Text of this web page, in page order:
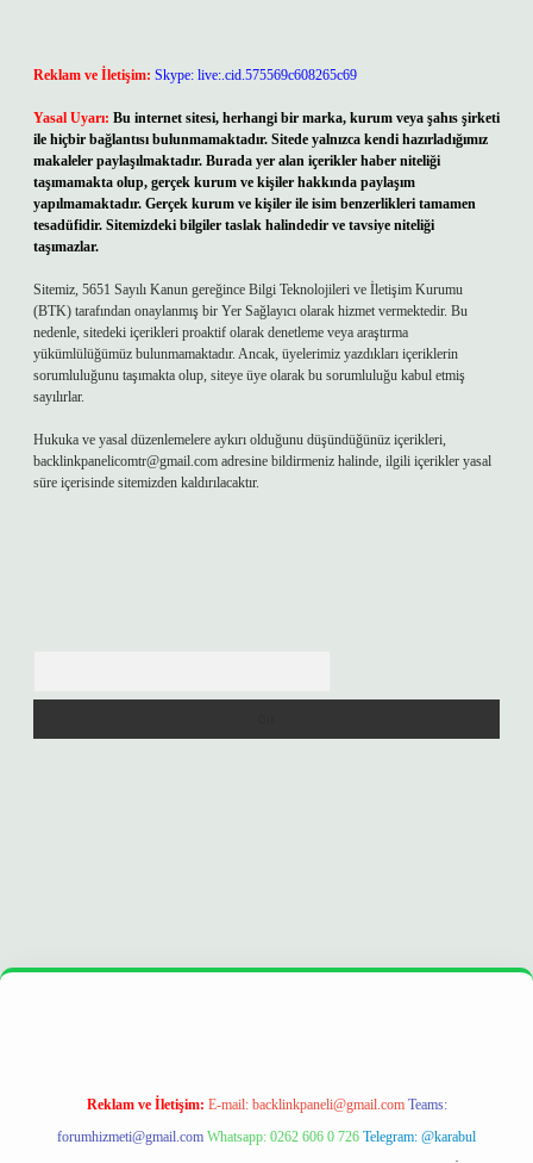
Reklam ve İletişim: Skype: live:.cid.575569c608265c69
Yasal Uyarı: Bu internet sitesi, herhangi bir marka, kurum veya şahıs şirketi
ile hiçbir bağlantısı bulunmamaktadır. Sitede yalnızca kendi hazırladığımız
makaleler paylaşılmaktadır. Burada yer alan içerikler haber niteliği
taşımamakta olup, gerçek kurum ve kişiler hakkında paylaşım
yapılmamaktadır. Gerçek kurum ve kişiler ile isim benzerlikleri tamamen
tesadüfidir. Sitemizdeki bilgiler taslak halindedir ve tavsiye niteliği
taşımazlar.
Sitemiz, 5651 Sayılı Kanun gereğince Bilgi Teknolojileri ve İletişim Kurumu
(BTK) tarafından onaylanmış bir Yer Sağlayıcı olarak hizmet vermektedir. Bu
nedenle, sitedeki içerikleri proaktif olarak denetleme veya araştırma
yükümlülüğümüz bulunmamaktadır. Ancak, üyelerimiz yazdıkları içeriklerin
sorumluluğunu taşımakta olup, siteye üye olarak bu sorumluluğu kabul etmiş
sayılırlar.
Hukuka ve yasal düzenlemelere aykırı olduğunu düşündüğünüz içerikleri,
backlinkpanelicomtr@gmail.com adresine bildirmeniz halinde, ilgili içerikler yasal
süre içerisinde sitemizden kaldırılacaktır.
betexpergir.net/
Reklam ve İletişim: E-mail: backlinkpaneli@gmail.com Teams:
forumhizmeti@gmail.com Whatsapp: 0262 606 0 726 Telegram: @karabul